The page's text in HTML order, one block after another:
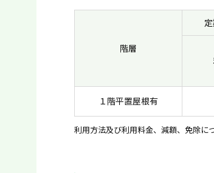
階層
１階平置屋根有
利用方法及び利用料金、減額、免除に